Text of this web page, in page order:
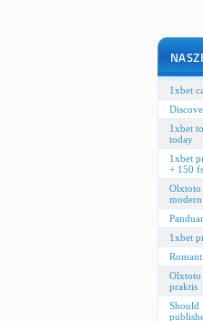
1xbet
1xbet
today
1xbet
+ 150 fs
Olxtoto
modern
1xbet
Olxtoto
praktis
Should